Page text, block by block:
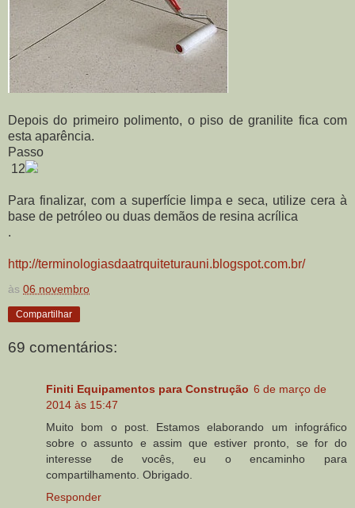
Depois do primeiro polimento, o piso de granilite fica com
esta aparência.
Passo
12
Para finalizar, com a superfície limpa e seca, utilize cera à
base de petróleo ou duas demãos de resina acrílica
.
http://terminologiasdaatrquiteturauni.blogspot.com.br/
às 06 novembro
Compartilhar
69 comentários:
Finiti Equipamentos para Construção 6 de março de
2014 às 15:47
Muito bom o post. Estamos elaborando um infográfico
sobre o assunto e assim que estiver pronto, se for do
interesse de vocês, eu o encaminho para
compartilhamento. Obrigado.
Responder